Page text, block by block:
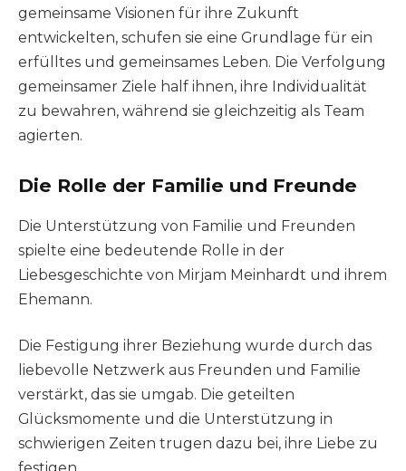
gemeinsame Visionen für ihre Zukunft
entwickelten, schufen sie eine Grundlage für ein
erfülltes und gemeinsames Leben. Die Verfolgung
gemeinsamer Ziele half ihnen, ihre Individualität
zu bewahren, während sie gleichzeitig als Team
agierten.
Die Rolle der Familie und Freunde
Die Unterstützung von Familie und Freunden
spielte eine bedeutende Rolle in der
Liebesgeschichte von Mirjam Meinhardt und ihrem
Ehemann.
Die Festigung ihrer Beziehung wurde durch das
liebevolle Netzwerk aus Freunden und Familie
verstärkt, das sie umgab. Die geteilten
Glücksmomente und die Unterstützung in
schwierigen Zeiten trugen dazu bei, ihre Liebe zu